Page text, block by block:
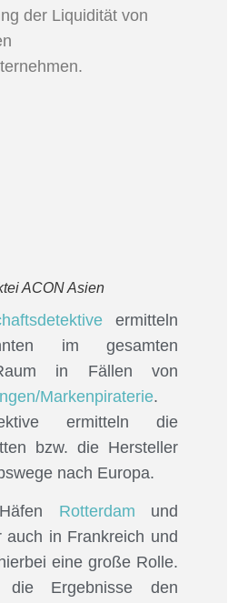
der Liquidität von
ACON Asien
ermitteln
im gesamten
in Fällen von
Markenpiraterie.
ermitteln die
bzw. die Hersteller
nach Europa.
Rotterdam und
auch in Frankreich und
eine große Rolle.
die Ergebnisse den